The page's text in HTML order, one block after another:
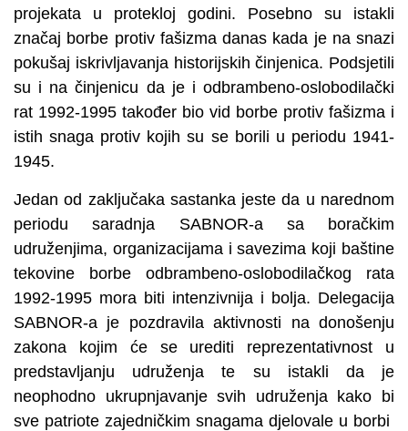
projekata u protekloj godini. Posebno su istakli
značaj borbe protiv fašizma danas kada je na snazi
pokušaj iskrivljavanja historijskih činjenica. Podsjetili
su i na činjenicu da je i odbrambeno-oslobodilački
rat 1992-1995 također bio vid borbe protiv fašizma i
istih snaga protiv kojih su se borili u periodu 1941-
1945.
Jedan od zaključaka sastanka jeste da u narednom
periodu saradnja SABNOR-a sa boračkim
udruženjima, organizacijama i savezima koji baštine
tekovine borbe odbrambeno-oslobodilačkog rata
1992-1995 mora biti intenzivnija i bolja. Delegacija
SABNOR-a je pozdravila aktivnosti na donošenju
zakona kojim će se urediti reprezentativnost u
predstavljanju udruženja te su istakli da je
neophodno ukrupnjavanje svih udruženja kako bi
sve patriote zajedničkim snagama djelovale u borbi